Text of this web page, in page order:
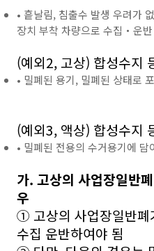
• 흩날림, 침출수 발생 우려가
장치 부착 차량으로 수집‧운반
(예외2, 고상) 합성수지
• 밀폐된 용기, 밀폐된 상태로
(예외3, 액상) 합성수지
• 밀폐된 전용의 수거용기에 담
가. 고상의 사업장일반
우
① 고상의 사업장일반폐
수집 운반하여야 됨